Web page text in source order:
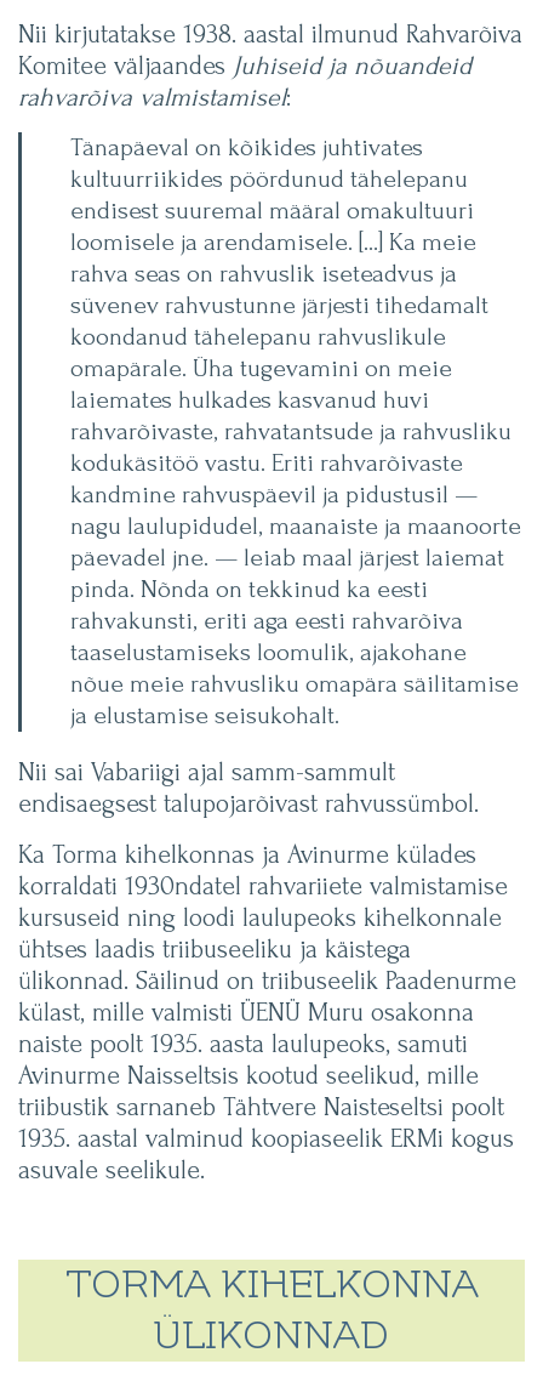
Nii kirjutatakse 1938. aastal ilmunud Rahvarõiva
Komitee väljaandes Juhiseid ja nõuandeid
rahvarõiva valmistamisel:
Tänapäeval on kõikides juhtivates
kultuurriikides pöördunud tähelepanu
endisest suuremal määral omakultuuri
loomisele ja arendamisele. […] Ka meie
rahva seas on rahvuslik iseteadvus ja
süvenev rahvustunne järjesti tihedamalt
koondanud tähelepanu rahvuslikule
omapärale. Üha tugevamini on meie
laiemates hulkades kasvanud huvi
rahvarõivaste, rahvatantsude ja rahvusliku
kodukäsitöö vastu. Eriti rahvarõivaste
kandmine rahvuspäevil ja pidustusil —
nagu laulupidudel, maanaiste ja maanoorte
päevadel jne. — leiab maal järjest laiemat
pinda. Nõnda on tekkinud ka eesti
rahvakunsti, eriti aga eesti rahvarõiva
taaselustamiseks loomulik, ajakohane
nõue meie rahvusliku omapära säilitamise
ja elustamise seisukohalt.
Nii sai Vabariigi ajal samm-sammult
endisaegsest talupojarõivast rahvussümbol.
Ka Torma kihelkonnas ja Avinurme külades
korraldati 1930ndatel rahvariiete valmistamise
kursuseid ning loodi laulupeoks kihelkonnale
ühtses laadis triibuseeliku ja käistega
ülikonnad. Säilinud on triibuseelik Paadenurme
külast, mille valmisti ÜENÜ Muru osakonna
naiste poolt 1935. aasta laulupeoks, samuti
Avinurme Naisseltsis kootud seelikud, mille
triibustik sarnaneb Tähtvere Naisteseltsi poolt
1935. aastal valminud koopiaseelik ERMi kogus
asuvale seelikule.
TORMA KIHELKONNA
ÜLIKONNAD